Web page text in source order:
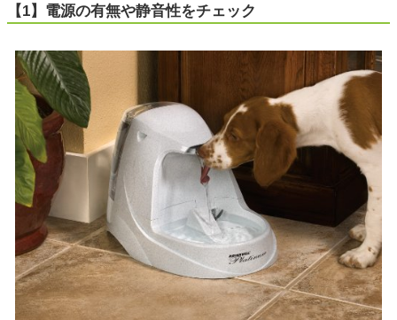
【1】電源の有無や静音性をチェック